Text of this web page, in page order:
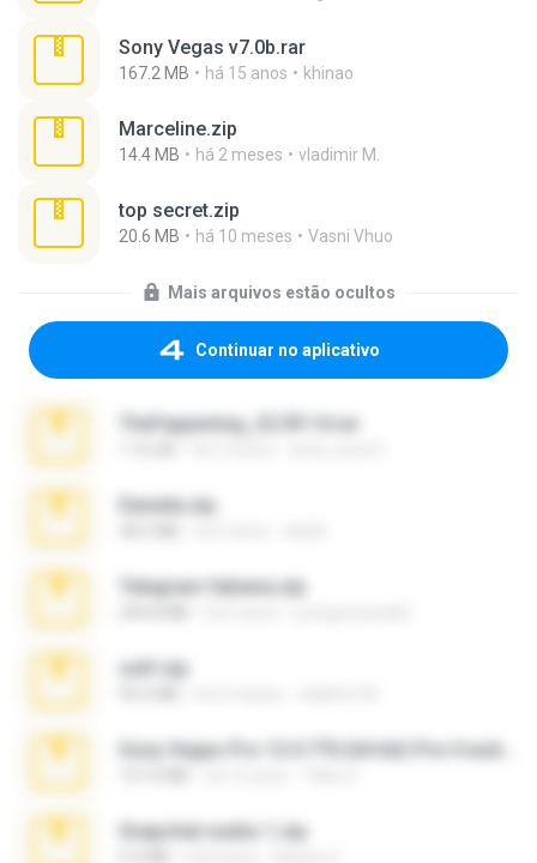
Sony Vegas v7.0b.rar
167.2 MB há 15 anos khinao
Marceline.zip
14.4 MB há 2 meses vladimir M.
top secret.zip
20.6 MB há 10 meses Vasni Vhuo
Mais arquivos estão ocultos
Continuar no aplicativo
TheFappening_22.09.14.rar
Daniela.zip
Telegram fabiana.zip
ouh!.zip
Snapchat nudes 1.zip